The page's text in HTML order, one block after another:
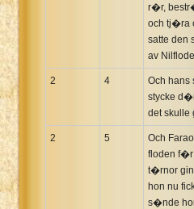
r�r,
och tj�ra
satte den
av
2 4
Och hans
stycke
det skulle
2 5
Och
floden f�r
t�rnor
hon nu
s�nde